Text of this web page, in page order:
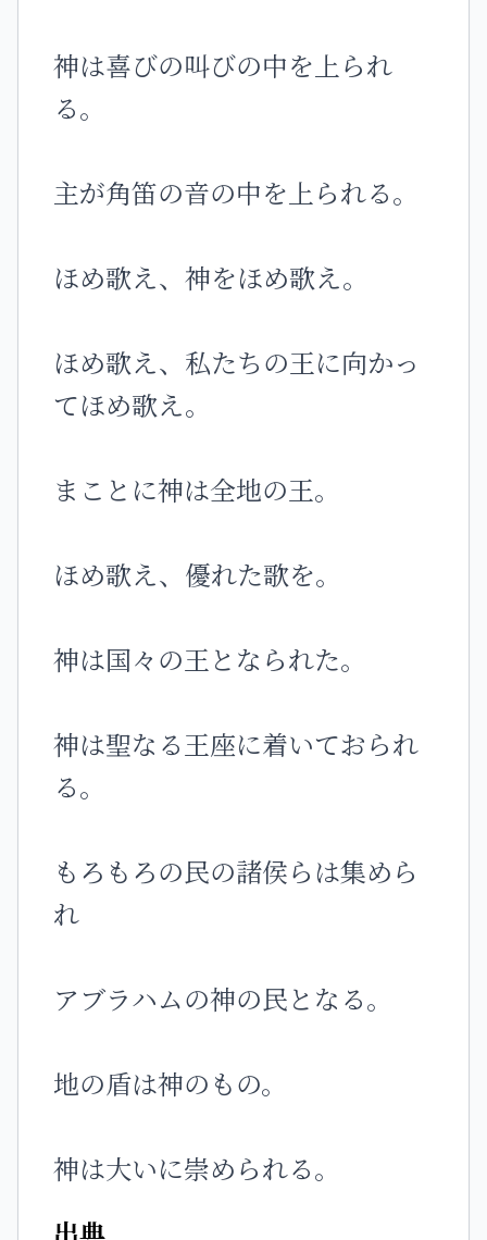
神は喜びの叫びの中を上られ
る。
主が角笛の音の中を上られる。
ほめ歌え、神をほめ歌え。
ほめ歌え、私たちの王に向かっ
てほめ歌え。
まことに神は全地の王。
ほめ歌え、優れた歌を。
神は国々の王となられた。
神は聖なる王座に着いておられ
る。
もろもろの民の諸侯らは集めら
れ
アブラハムの神の民となる。
地の盾は神のもの。
神は大いに崇められる。
出典